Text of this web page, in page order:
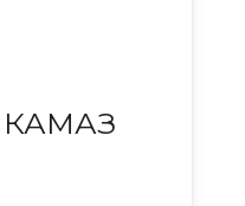
КАМАЗ